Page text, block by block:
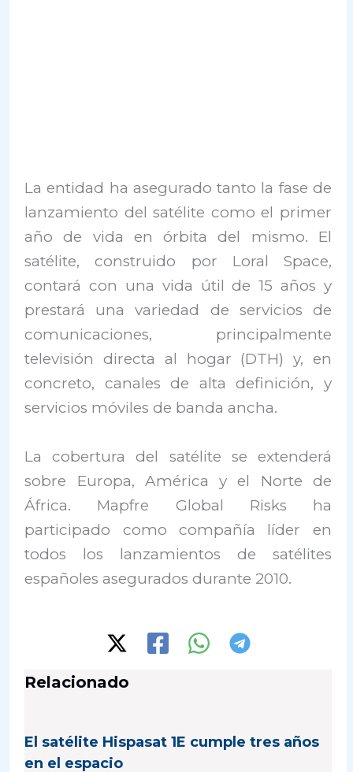
La entidad ha asegurado tanto la fase de
lanzamiento del satélite como el primer
año de vida en órbita del mismo. El
satélite, construido por Loral Space,
contará con una vida útil de 15 años y
prestará una variedad de servicios de
comunicaciones, principalmente
televisión directa al hogar (DTH) y, en
concreto, canales de alta definición, y
servicios móviles de banda ancha.
La cobertura del satélite se extenderá
sobre Europa, América y el Norte de
África. Mapfre Global Risks ha
participado como compañía líder en
todos los lanzamientos de satélites
españoles asegurados durante 2010.
Relacionado
El satélite Hispasat 1E cumple tres años
en el espacio